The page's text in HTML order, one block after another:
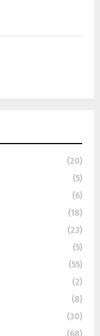
(20)
(5)
(6)
(18)
(23)
(5)
(55)
(2)
(8)
(30)
(68)